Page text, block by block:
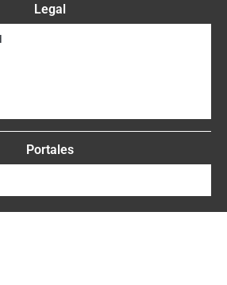
Legal
Portales